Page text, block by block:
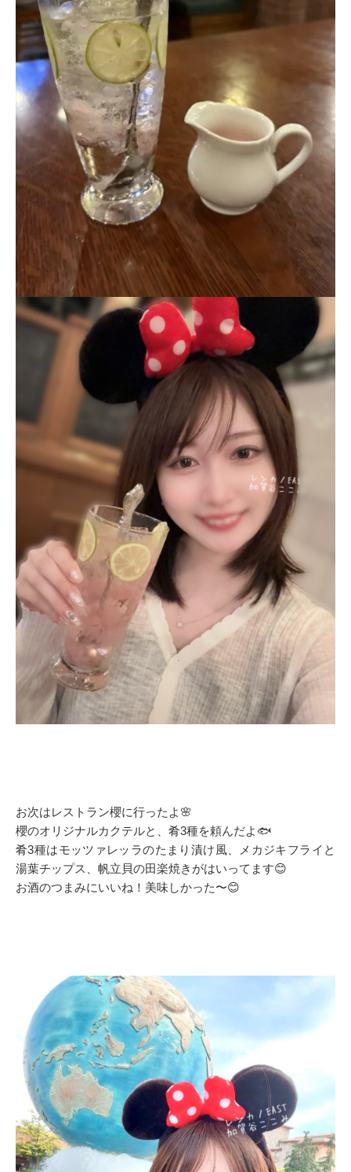
お次はレストラン櫻に行ったよ🌸
櫻のオリジナルカクテルと、肴3種を頼んだよ🐟
肴3種はモッツァレッラのたまり漬け風、メカジキフライと
湯葉チップス、帆立貝の田楽焼きがはいってます😊
お酒のつまみにいいね！美味しかった〜😊